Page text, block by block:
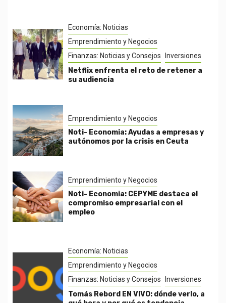
Economía: Noticias
Emprendimiento y Negocios
Finanzas: Noticias y Consejos
Inversiones
Netflix enfrenta el reto de retener a
su audiencia
Emprendimiento y Negocios
Noti- Economia: Ayudas a empresas y
autónomos por la crisis en Ceuta
Emprendimiento y Negocios
Noti- Economia: CEPYME destaca el
compromiso empresarial con el
empleo
Economía: Noticias
Emprendimiento y Negocios
Finanzas: Noticias y Consejos
Inversiones
Tomás Rebord EN VIVO: dónde verlo, a